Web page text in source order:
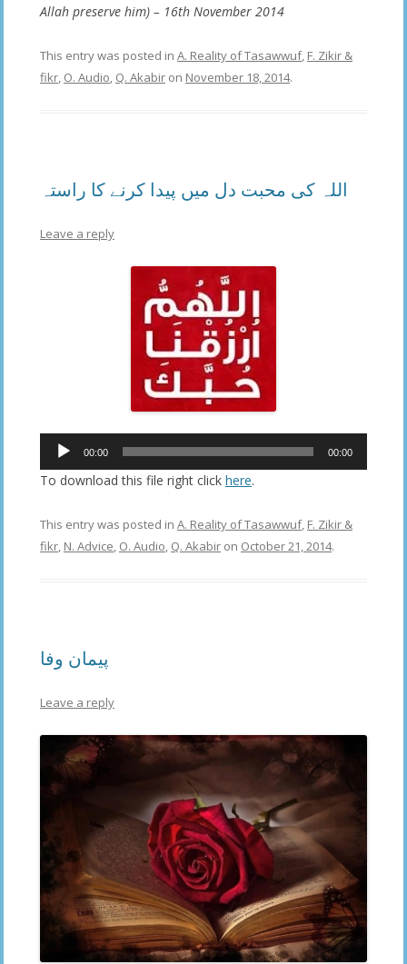
Allah preserve him) – 16th November 2014
This entry was posted in A. Reality of Tasawwuf, F. Zikir &
fikr, O. Audio, Q. Akabir on November 18, 2014.
اللہ کی محبت دل میں پیدا کرنے کا راستہ
Leave a reply
Audio
00:00 00:00
To download this file right click here.
This entry was posted in A. Reality of Tasawwuf, F. Zikir &
fikr, N. Advice, O. Audio, Q. Akabir on October 21, 2014.
پیمان وفا
Leave a reply